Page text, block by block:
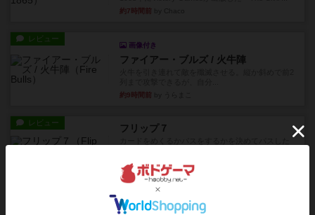
約7時間前
レビュー
画像付き
ファイアー・ブルズ / 火牛陣
約9時間前
レビュー フリップ７
約9時間前by mob567
コンセプト
親のプレイヤーがお題を決めて限られたヒントの